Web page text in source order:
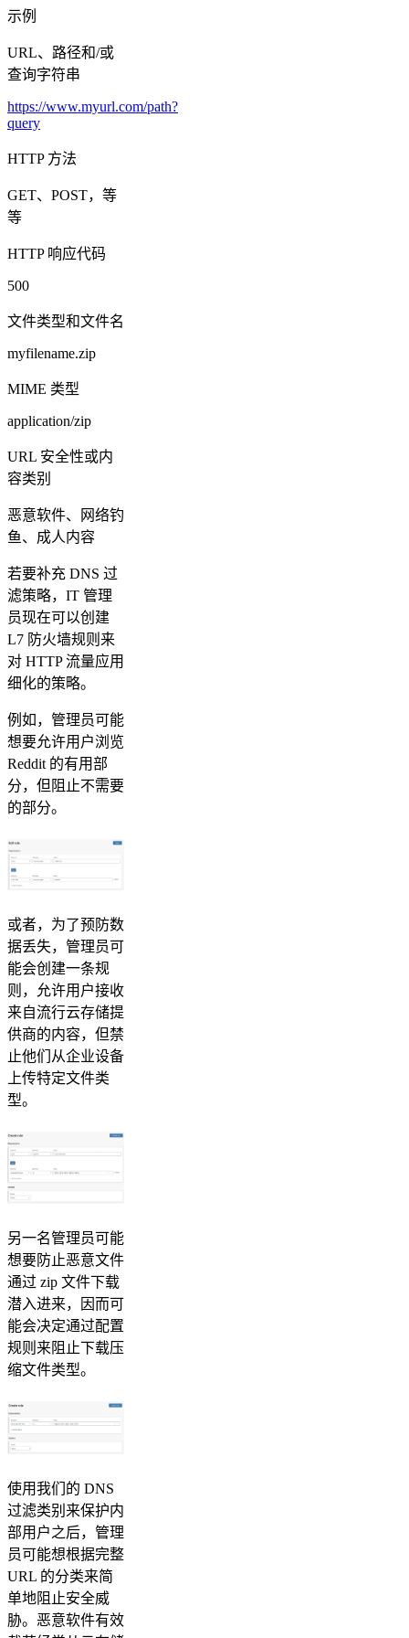
示例
URL、路径和/或
查询字符串
https://www.myurl.com/path?
query
HTTP 方法
GET、POST，等
等
HTTP 响应代码
500
文件类型和文件名
myfilename.zip
MIME 类型
application/zip
URL 安全性或内
容类别
恶意软件、网络钓
鱼、成人内容
若要补充 DNS 过
滤策略，IT 管理
员现在可以创建
L7 防火墙规则来
对 HTTP 流量应用
细化的策略。
例如，管理员可能
想要允许用户浏览
Reddit 的有用部
分，但阻止不需要
的部分。
或者，为了预防数
据丢失，管理员可
能会创建一条规
则，允许用户接收
来自流行云存储提
供商的内容，但禁
止他们从企业设备
上传特定文件类
型。
另一名管理员可能
想要防止恶意文件
通过 zip 文件下载
潜入进来，因而可
能会决定通过配置
规则来阻止下载压
缩文件类型。
使用我们的 DNS
过滤类别来保护内
部用户之后，管理
员可能想根据完整
URL 的分类来简
单地阻止安全威
胁。恶意软件有效